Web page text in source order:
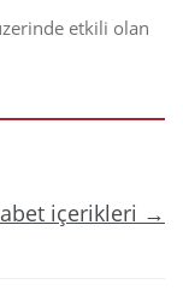
etkili olan
içerikleri →